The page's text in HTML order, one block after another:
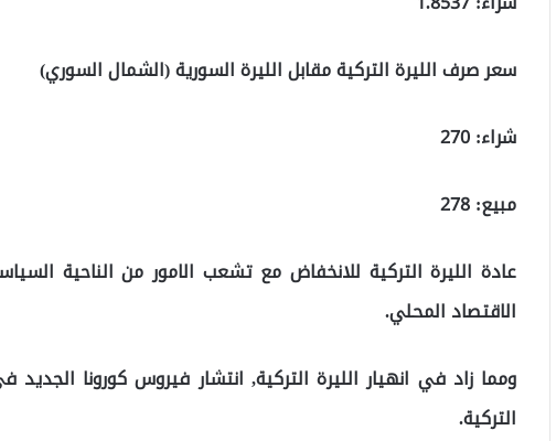
سعر صرف الليرة التركية مقابل الليرة السورية (الشمال السوري)
شراء: 270
مبيع: 278
عادة الليرة التركية للانخفاض مع تشعب الامور من الناحية
الاقتصاد المحلي.
ومما زاد في انهيار الليرة التركية, انتشار فيروس كورونا
التركية.